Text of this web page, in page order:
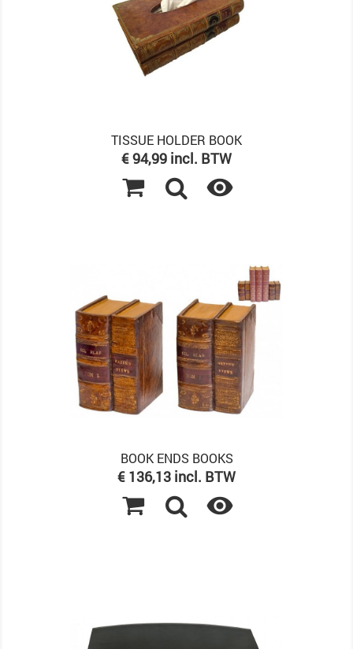
TISSUE HOLDER BOOK
Prijs
€ 94,99 incl. BTW

BOOK ENDS BOOKS
Prijs
€ 136,13 incl. BTW
